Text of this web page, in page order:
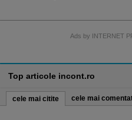
Ads by INTERNET
Top articole incont.ro
cele mai citite cele mai